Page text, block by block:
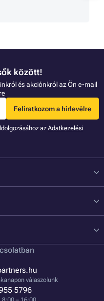
között!
és akciónkról az Ön e-mail
Feliratkozom a hírlevélre
az Adatkezelési
válaszolunk
5796